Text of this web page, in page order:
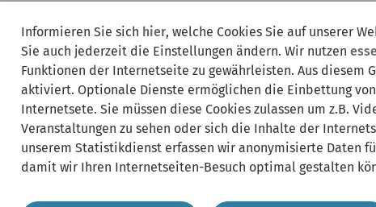
Informieren Sie sich hier, welche Cookies Sie auf unserer
Sie auch jederzeit die Einstellungen ändern. Wir nutzen
Funktionen der Internetseite zu gewährleisten. Aus diesem
aktiviert. Optionale Dienste ermöglichen die Einbettung
Internetsete. Sie müssen diese Cookies zulassen um z.B.
Veranstaltungen zu sehen oder sich die Inhalte der
unserem Statistikdienst erfassen wir anonymisierte Daten
damit wir Ihren Internetseiten-Besuch optimal gestalten